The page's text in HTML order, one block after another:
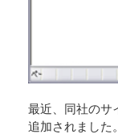
最近、同社のサ
追加されました